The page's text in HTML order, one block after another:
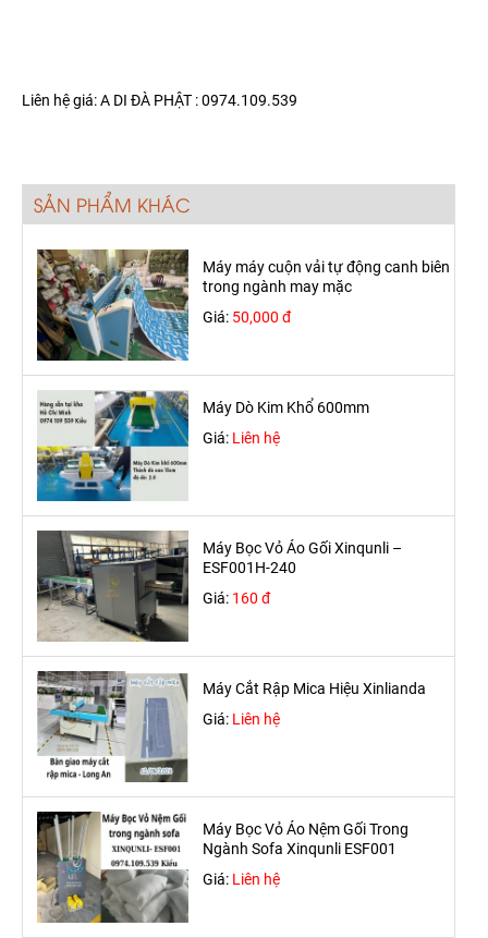
Liên hệ giá: A DI ĐÀ PHẬT : 0974.109.539
SẢN PHẨM KHÁC
Máy máy cuộn vải tự động canh biên
trong ngành may mặc
Giá: 50,000 đ
Máy Dò Kim Khổ 600mm
Giá: Liên hệ
Máy Bọc Vỏ Áo Gối Xinqunli –
ESF001H-240
Giá: 160 đ
Máy Cắt Rập Mica Hiệu Xinlianda
Giá: Liên hệ
Máy Bọc Vỏ Áo Nệm Gối Trong
Ngành Sofa Xinqunli ESF001
Giá: Liên hệ